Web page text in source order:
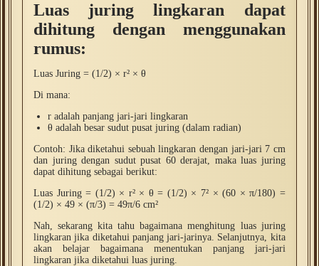
Luas juring lingkaran dapat
dihitung dengan menggunakan
rumus:
Luas Juring = (1/2) × r² × θ
Di mana:
r adalah panjang jari-jari lingkaran
θ adalah besar sudut pusat juring (dalam radian)
Contoh: Jika diketahui sebuah lingkaran dengan jari-jari 7 cm
dan juring dengan sudut pusat 60 derajat, maka luas juring
dapat dihitung sebagai berikut:
Luas Juring = (1/2) × r² × θ = (1/2) × 7² × (60 × π/180) =
(1/2) × 49 × (π/3) = 49π/6 cm²
Nah, sekarang kita tahu bagaimana menghitung luas juring
lingkaran jika diketahui panjang jari-jarinya. Selanjutnya, kita
akan belajar bagaimana menentukan panjang jari-jari
lingkaran jika diketahui luas juring.